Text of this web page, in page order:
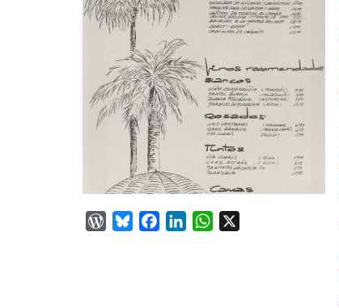
WordPress
BlueskyFacebook
LinkedInWhatsApp